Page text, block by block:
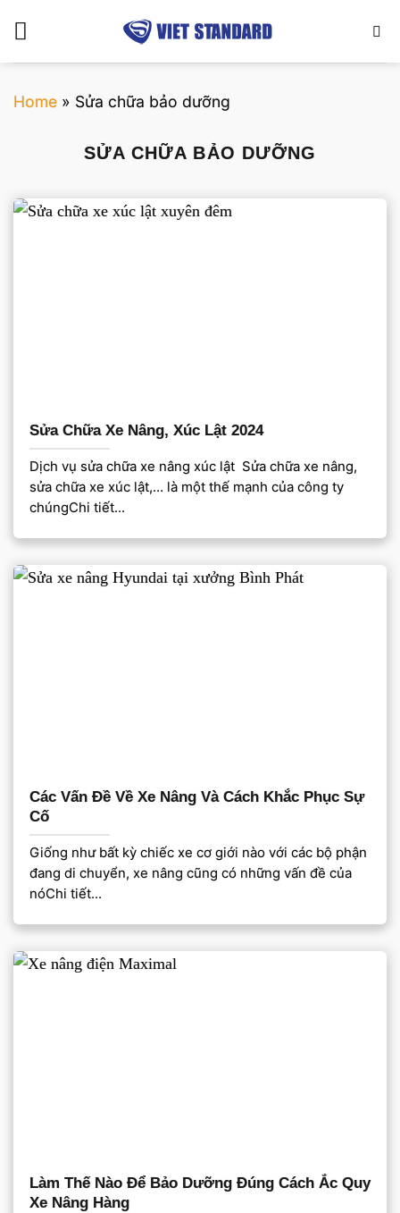
qua
nội
Home » Sửa chữa bảo dưỡng
SỬA CHỮA BẢO DƯỠNG
Sửa Chữa Xe Nâng, Xúc Lật 2024
Dịch vụ sửa chữa xe nâng xúc lật Sửa chữa xe nâng,
sửa chữa xe xúc lật,… là một thế mạnh của công ty
chúngChi tiết...
Các Vấn Đề Về Xe Nâng Và Cách Khắc Phục Sự
Cố
Giống như bất kỳ chiếc xe cơ giới nào với các bộ phận
đang di chuyển, xe nâng cũng có những vấn đề của
nóChi tiết...
Làm Thế Nào Để Bảo Dưỡng Đúng Cách Ắc Quy
Xe Nâng Hàng